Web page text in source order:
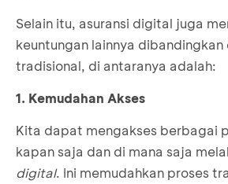
Selain itu, asuransi digital juga
keuntungan lainnya dibandingkan
tradisional, di antaranya adalah:
1. Kemudahan Akses
Kita dapat mengakses berbagai
kapan saja dan di mana saja
digital. Ini memudahkan proses